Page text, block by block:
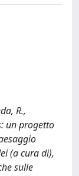
R.,
un progetto
(a cura di),
sulle